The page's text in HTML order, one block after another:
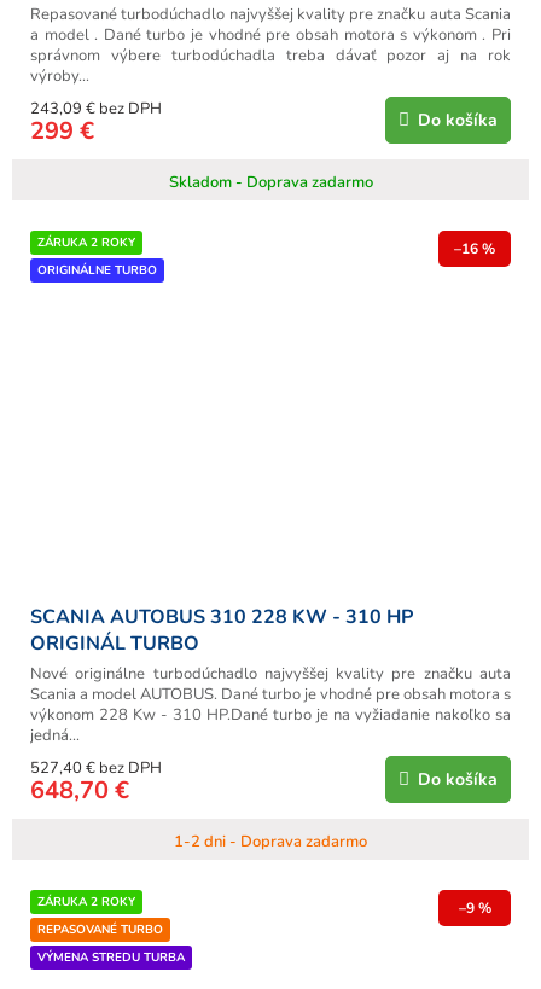
Skladom - Doprava zadarmo
243,09 € bez DPH
299 € Do košíka
Repasované turbodúchadlo najvyššej kvality pre značku auta Scania
a model . Dané turbo je vhodné pre obsah motora s výkonom . Pri
správnom výbere turbodúchadla treba dávať pozor aj na rok
výroby...
ZÁRUKA 2 ROKY
ORIGINÁLNE TURBO
–16 %
SCANIA AUTOBUS 310 228 KW - 310 HP
ORIGINÁL TURBO
1-2 dni - Doprava zadarmo
527,40 € bez DPH
648,70 € Do košíka
Nové originálne turbodúchadlo najvyššej kvality pre značku auta
Scania a model AUTOBUS. Dané turbo je vhodné pre obsah motora s
výkonom 228 Kw - 310 HP.Dané turbo je na vyžiadanie nakoľko sa
jedná...
ZÁRUKA 2 ROKY
REPASOVANÉ TURBO
VÝMENA STREDU TURBA
–9 %